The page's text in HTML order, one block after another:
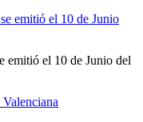
emitió el 10 de Junio del